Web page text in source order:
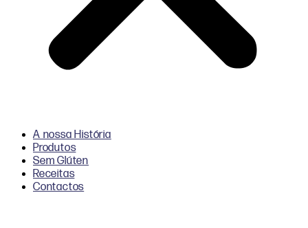
A nossa História
Produtos
Sem Glúten
Receitas
Contactos